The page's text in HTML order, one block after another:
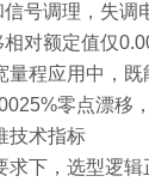
号调理，失
对额定值仅
程应用中，
零点漂移
技术指标
下，选型逻辑